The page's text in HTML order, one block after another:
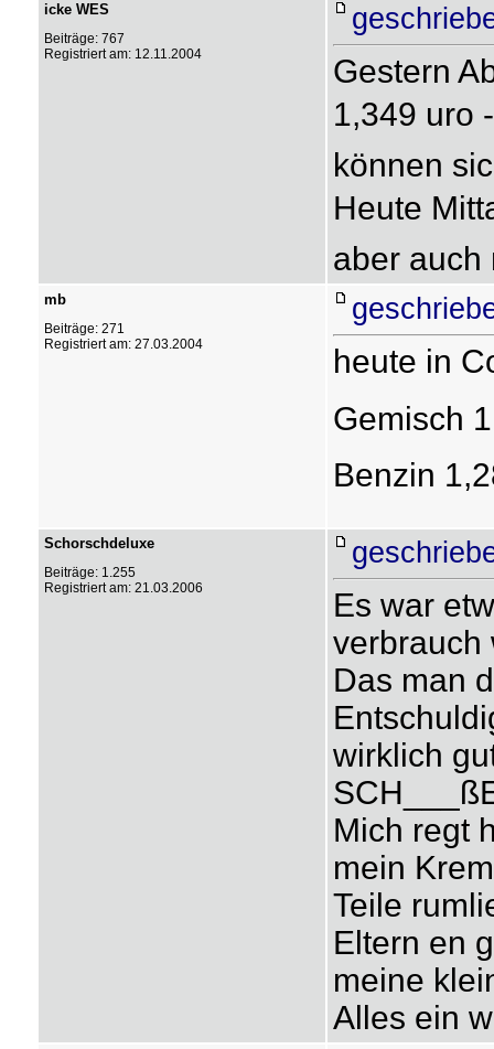
icke WES
Beiträge: 767
Registriert am: 12.11.2004
Gestern
1,349
können
Heute
aber auch
mb
Beiträge: 271
Registriert am: 27.03.2004
heute in
Gemisch
Benzin
Schorschdeluxe
Beiträge: 1.255
Registriert am: 21.03.2006
Es war
verbrauch
Das man
wirklich
Mich regt
mein
Teile
Eltern en
meine
Alles ein